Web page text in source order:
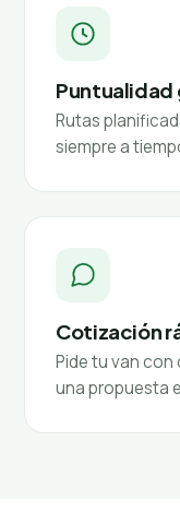
Puntualidad
Rutas
siempre a
Cotización
Pide tu van
una propuesta